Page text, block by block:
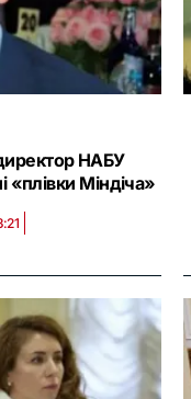
НАБУ
«плівки Міндіча»